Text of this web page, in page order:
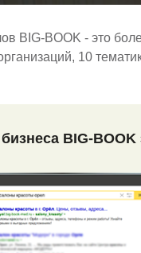
BIG-BOOK - это
10
BIG-BOOK